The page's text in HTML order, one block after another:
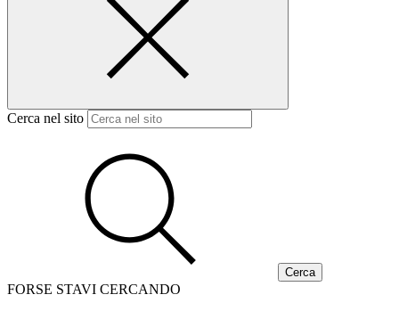
Cerca nel sito
FORSE STAVI CERCANDO